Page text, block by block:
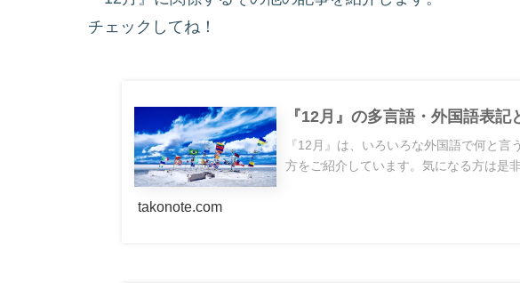
チェックしてね！
『12月』の多言語・外国語表
『12月』は、いろいろな外国語で何と
方をご紹介しています。気になる方は是
takonote.com